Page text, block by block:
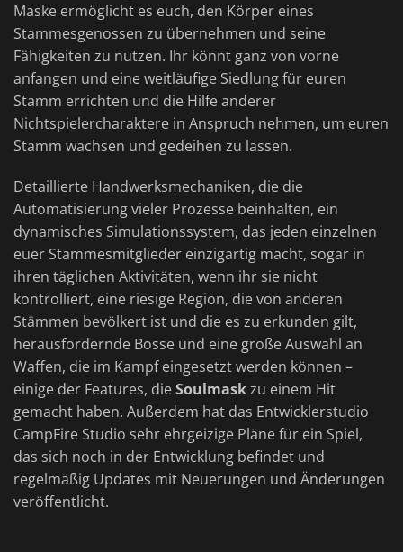
Maske ermöglicht es euch, den Körper eines
Stammesgenossen zu übernehmen und seine
Fähigkeiten zu nutzen. Ihr könnt ganz von vorne
anfangen und eine weitläufige Siedlung für euren
Stamm errichten und die Hilfe anderer
Nichtspielercharaktere in Anspruch nehmen, um euren
Stamm wachsen und gedeihen zu lassen.
Detaillierte Handwerksmechaniken, die die
Automatisierung vieler Prozesse beinhalten, ein
dynamisches Simulationssystem, das jeden einzelnen
euer Stammesmitglieder einzigartig macht, sogar in
ihren täglichen Aktivitäten, wenn ihr sie nicht
kontrolliert, eine riesige Region, die von anderen
Stämmen bevölkert ist und die es zu erkunden gilt,
herausfordernde Bosse und eine große Auswahl an
Waffen, die im Kampf eingesetzt werden können –
einige der Features, dieSoulmaskzu einem Hit
gemacht haben. Außerdem hat das Entwicklerstudio
CampFire Studio sehr ehrgeizige Pläne für ein Spiel,
das sich noch in der Entwicklung befindet und
regelmäßig Updates mit Neuerungen und Änderungen
veröffentlicht.